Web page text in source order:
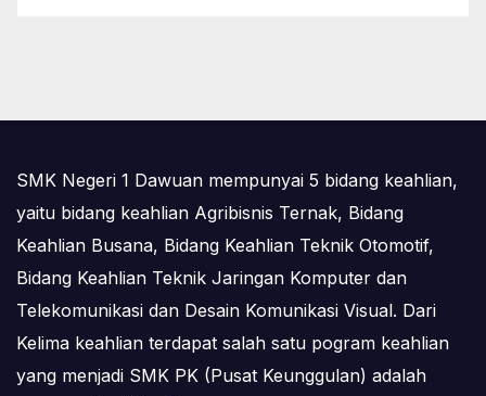
SMK Negeri 1 Dawuan mempunyai 5 bidang keahlian,
yaitu bidang keahlian Agribisnis Ternak, Bidang
Keahlian Busana, Bidang Keahlian Teknik Otomotif,
Bidang Keahlian Teknik Jaringan Komputer dan
Telekomunikasi dan Desain Komunikasi Visual. Dari
Kelima keahlian terdapat salah satu pogram keahlian
yang menjadi SMK PK (Pusat Keunggulan) adalah